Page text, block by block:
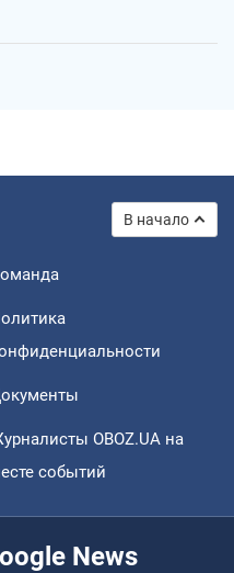
В начало
OBOZ.UA на
событий
News